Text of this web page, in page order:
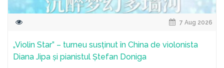
7 Aug 2026
„Violin Star” – turneu susținut în China de violonista
Diana Jipa și pianistul Ștefan Doniga